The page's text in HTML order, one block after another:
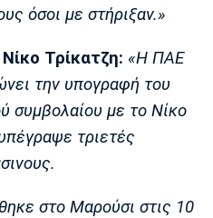
Τότεναμ
Μπενφίκα
όσοι με στήριξαν.»
Τρίκατζη: «Η ΠΑΕ
την υπογραφή του
συμβολαίου με το Νίκο
τριετές
στο Μαρούσι στις 10